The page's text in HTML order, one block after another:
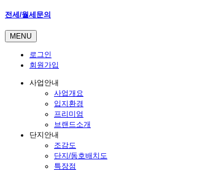
전세/월세문의
MENU
로그인
회원가입
사업안내
사업개요
입지환경
프리미엄
브랜드소개
단지안내
조감도
단지/동호배치도
특장점